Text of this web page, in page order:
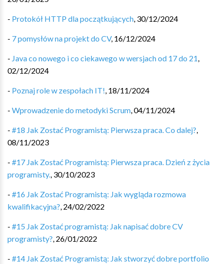
- Protokół HTTP dla początkujących, 30/12/2024
- 7 pomysłów na projekt do CV, 16/12/2024
- Java co nowego i co ciekawego w wersjach od 17 do 21,
02/12/2024
- Poznaj role w zespołach IT!, 18/11/2024
- Wprowadzenie do metodyki Scrum,04/11/2024
- #18 Jak Zostać Programistą: Pierwsza praca. Co dalej?,
08/11/2023
- #17 Jak Zostać Programistą: Pierwsza praca. Dzień z życia
programisty., 30/10/2023
- #16 Jak Zostać Programistą: Jak wygląda rozmowa
kwalifikacyjna?, 24/02/2022
- #15 Jak Zostać programistą: Jak napisać dobre CV
programisty?, 26/01/2022
- #14 Jak Zostać Programistą: Jak stworzyć dobre portfolio